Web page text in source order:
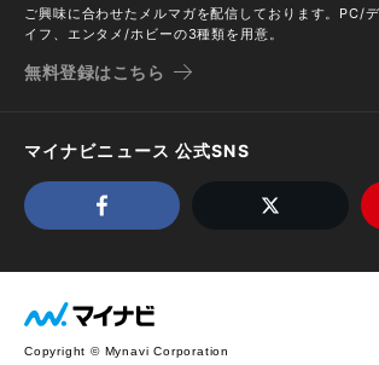
ご興味に合わせたメルマガを配信しております。PC/
イフ、エンタメ/ホビーの3種類を用意。
無料登録はこちら
マイナビニュース 公式SNS
Copyright © Mynavi Corporation